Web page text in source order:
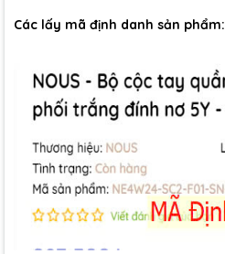
Các lấy mã định danh sản phẩm: